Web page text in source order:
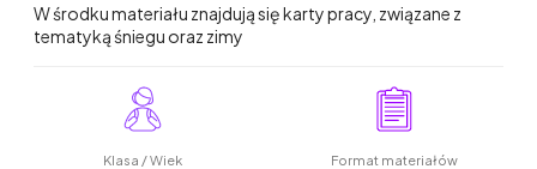
W środku materiału znajdują się karty pracy, związane z
tematyką śniegu oraz zimy
Klasa / Wiek Format materiałów